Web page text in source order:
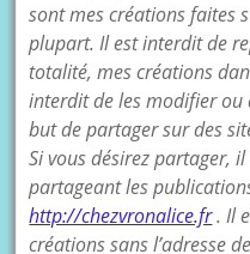
sont mes créations faites
plupart. Il est interdit de
totalité, mes créations
interdit de les modifier
but de partager sur des
Si vous désirez partager,
partageant les
http://chezvronalice.fr. Il
créations sans l’adresse